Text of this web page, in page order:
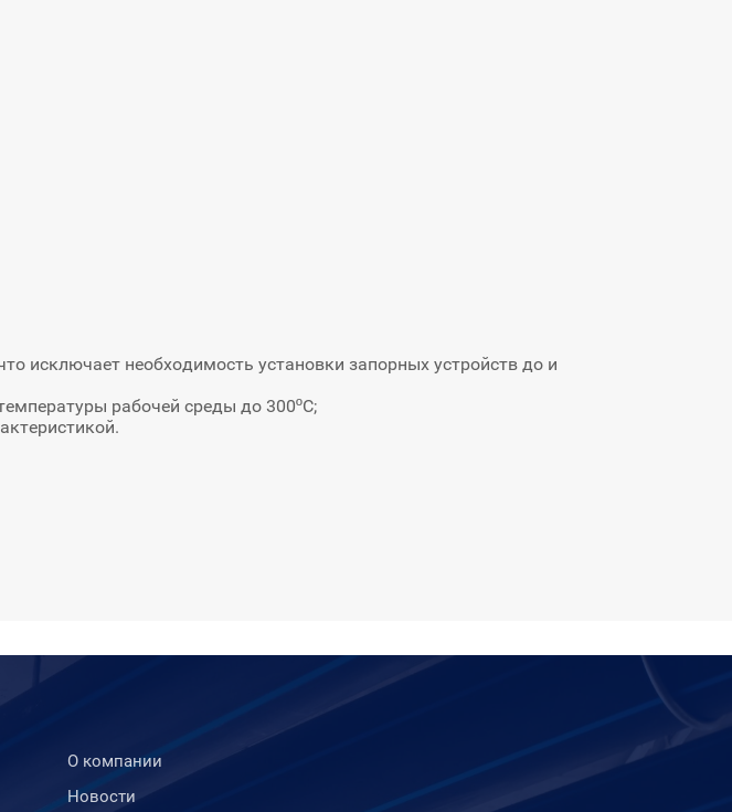
исключает необходимость установки запорных устройств до и
рабочей среды до 300ºС;
О компании
Новости